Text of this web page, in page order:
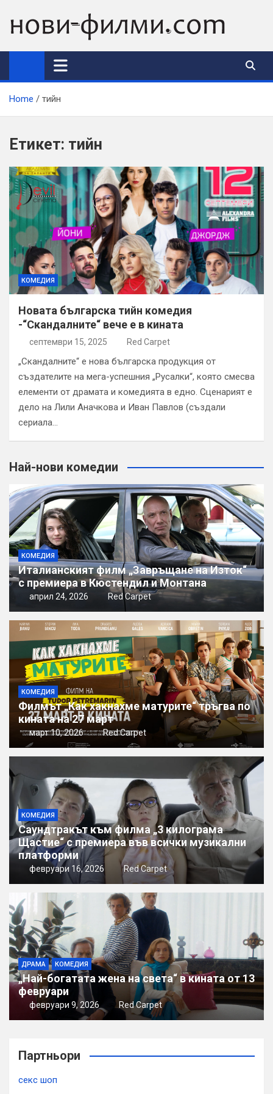
content
Home тийн
Етикет: тийн
КОМЕДИЯ
Новата българска тийн комедия
-“Скандалните“ вече е в кината
септември 15, 2025 Red Carpet
„Скандалните“ е нова българска продукция от
създателите на мега-успешния „Русалки“, която смесва
елементи от драмата и комедията в едно. Сценарият е
дело на Лили Аначкова и Иван Павлов (създали
сериала…
Най-нови комедии
КОМЕДИЯ
Италианският филм „Завръщане на Изток“
с премиера в Кюстендил и Монтана
април 24, 2026 Red Carpet
КОМЕДИЯ
Филмът „Как хакнахме матурите“ тръгва по
кината на 27 март
март 10, 2026 Red Carpet
КОМЕДИЯ
Саундтракът към филма „3 килограма
Щастие“ с премиера във всички музикални
платформи
февруари 16, 2026 Red Carpet
ДРАМА КОМЕДИЯ
„Най-богатата жена на света“ в кината от 13
февруари
февруари 9, 2026 Red Carpet
Партньори
секс шоп